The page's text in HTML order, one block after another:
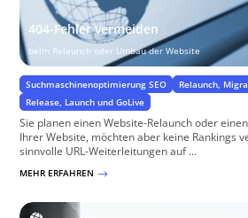
404-Fehler vermeiden
beim Relaunch oder Umbau der Website
Suchmaschinenoptimierung SEO
Relaunch,
Release, Launch und GoLive
Sie planen einen Website-Relaunch oder
Ihrer Website, möchten aber keine Rankings
sinnvolle URL-Weiterleitungen auf ...
MEHR ERFAHREN $